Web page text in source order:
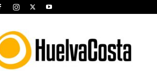
Huelva
Costa